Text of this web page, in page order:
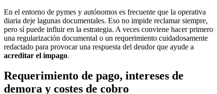
En el entorno de pymes y autónomos es frecuente que la operativa
diaria deje lagunas documentales. Eso no impide reclamar siempre,
pero sí puede influir en la estrategia. A veces conviene hacer primero
una regularización documental o un requerimiento cuidadosamente
redactado para provocar una respuesta del deudor que ayude a
acreditar el impago.
Requerimiento de pago, intereses de
demora y costes de cobro